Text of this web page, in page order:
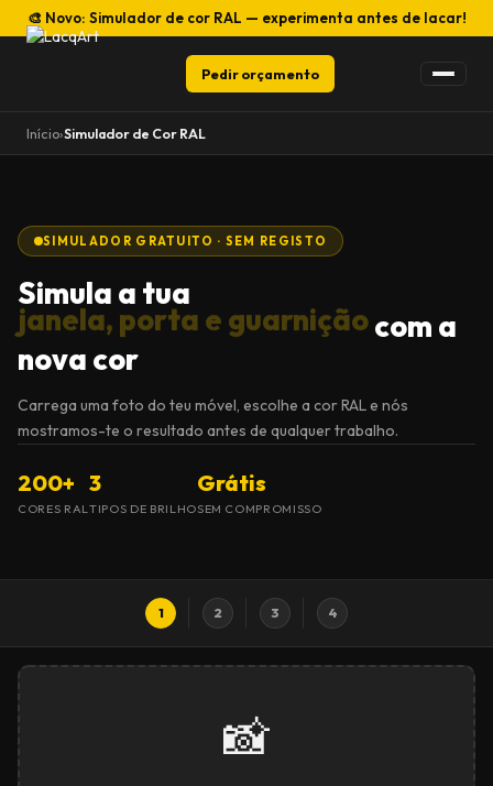
🎨 Novo: Simulador de cor RAL — experimenta antes de lacar!
Pedir orçamento
Início›Simulador de Cor RAL
SIMULADOR GRATUITO · SEM REGISTO
Simula a tua
janela, porta e guarniçãocom a
nova cor
Carrega uma foto do teu móvel, escolhe a cor RAL e nós
mostramos-te o resultado antes de qualquer trabalho.
200+
CORES RAL
3
TIPOS DE BRILHO
Grátis
SEM COMPROMISSO
1 2 3 4
📸